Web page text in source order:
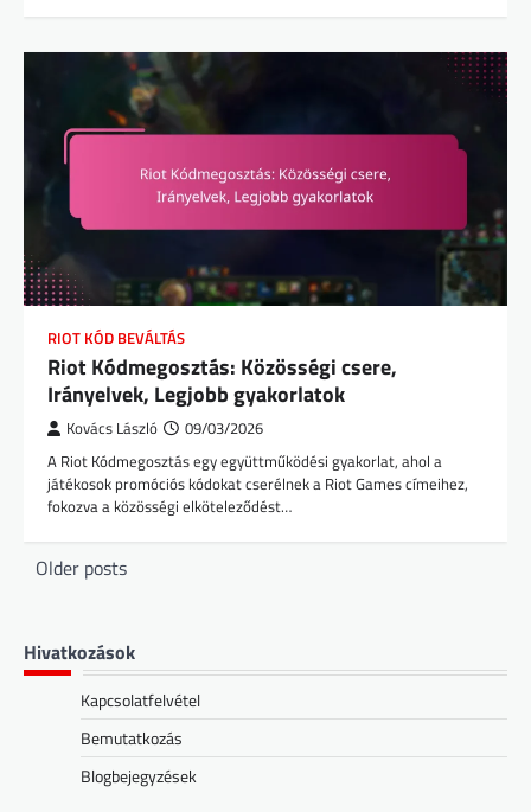
RIOT KÓD BEVÁLTÁS
Riot Kódmegosztás: Közösségi csere,
Irányelvek, Legjobb gyakorlatok
Kovács László 09/03/2026
A Riot Kódmegosztás egy együttműködési gyakorlat, ahol a
játékosok promóciós kódokat cserélnek a Riot Games címeihez,
fokozva a közösségi elköteleződést…
Posts
Older posts
Hivatkozások
Kapcsolatfelvétel
Bemutatkozás
Blogbejegyzések